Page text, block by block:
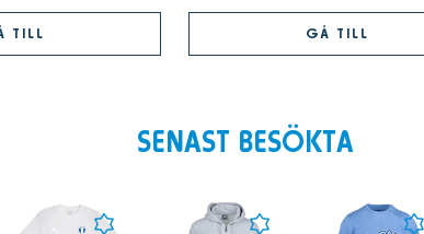
TILL GÅ TILL
SENAST BESÖKTA